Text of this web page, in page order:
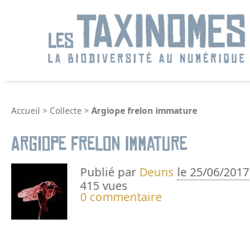
Accueil >Collecte >Argiope frelon immature
Argiope frelon immature
Publié par Deuns le 25/06/2017
415 vues
0 commentaire